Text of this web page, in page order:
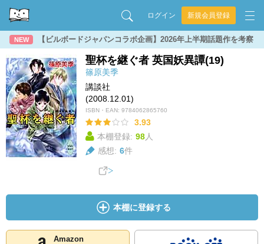
ログイン 新規会員登録
NEW 【ビルボードジャパンコラボ企画】2026年上半期話題作を考察
聖杯を継ぐ者 英国妖異譚(19)
篠原美季
講談社
(2008.12.01)
ISBN・EAN: 9784062865760
3.93
本棚登録: 98人
感想: 6件
本棚に登録する
Amazon